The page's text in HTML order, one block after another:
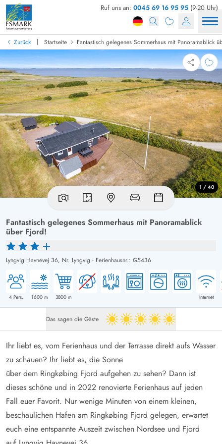
Ruf uns an: 0045 69 16 95 95 (9-20 Uhr)
Zurück | Startseite Fantastisch gelegenes Sommerhaus mit Panoramablick
Fantastisch gelegenes Sommerhaus mit Panoramablick
über Fjord!
Lyngvig Havnevej 36, Nr. Lyngvig - Ferienhausnr.: G5436
4Pers. 1600 m 3800m Internet
1 / 40
Das sagen die Gäste 5 von 5
Ihr liebt es, vom Ferienhaus und der Terrasse direkt aufs Wasser
zu schauen? Ihr liebt es, die Sonne
über dem Ringkøbing Fjord aufgehen zu sehen? Dann ist
dieses schöne und in 2022 renovierte Ferienhaus auf jeden
Fall euer Favorit. Nur wenige Minuten von einem kleinen,
beschaulichen Hafen am Ringkøbing Fjord gelegen, erwartet
euch eine entspannte Auszeit zwischen Nordsee und Fjord